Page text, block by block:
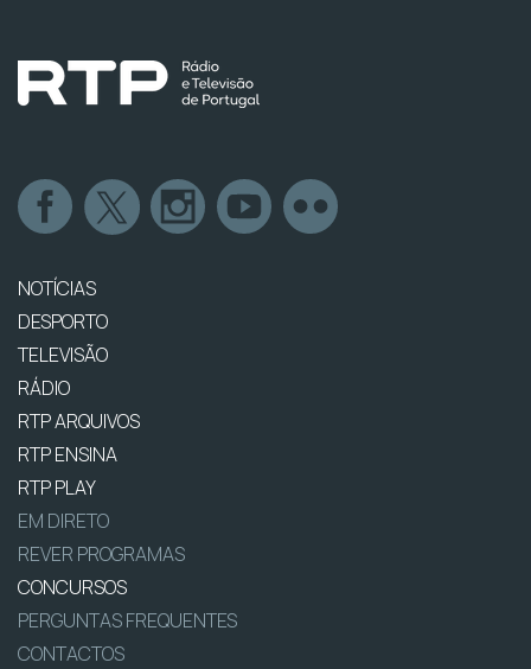
NOTÍCIAS
DESPORTO
TELEVISÃO
RÁDIO
RTP ARQUIVOS
RTP ENSINA
RTP PLAY
EM DIRETO
REVER PROGRAMAS
CONCURSOS
PERGUNTAS FREQUENTES
CONTACTOS